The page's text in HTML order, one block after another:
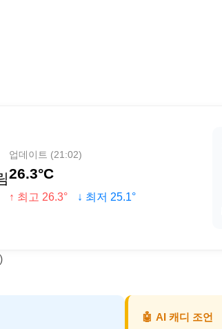
업데이트 (21:02)
26.3°C
↑ 최고 26.3° ↓ 최저 25.1°
🤖 AI 캐디 조언